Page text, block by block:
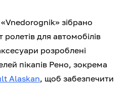
«Vnedorognik» зібрано
для автомобілів
розроблені
пікапів Рено, зокрема
Alaskan, щоб забезпечити